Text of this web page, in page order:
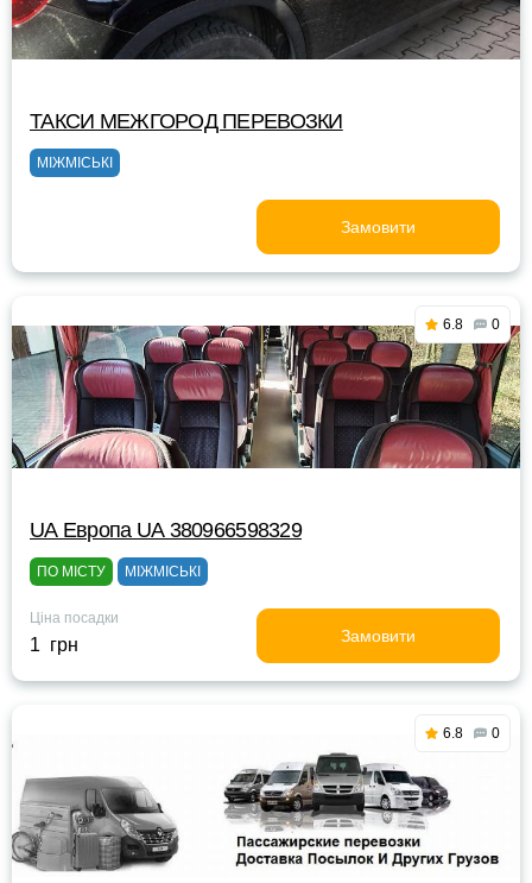
ТАКСИ МЕЖГОРОД ПЕРЕВОЗКИ
МІЖМІСЬКІ
Замовити
6.8 0
UА Европа UА 380966598329
ПО МІСТУ МІЖМІСЬКІ
Ціна посадки
1 грн Замовити
6.8 0